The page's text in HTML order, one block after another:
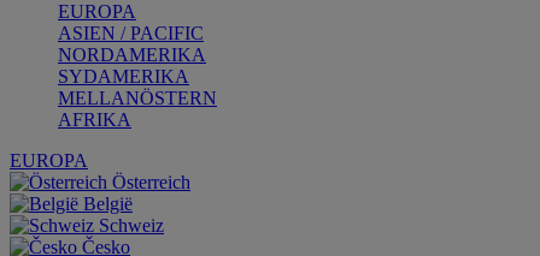
EUROPA
ASIEN / PACIFIC
NORDAMERIKA
SYDAMERIKA
MELLANÖSTERN
AFRIKA
EUROPA
Österreich
België
Schweiz
Česko